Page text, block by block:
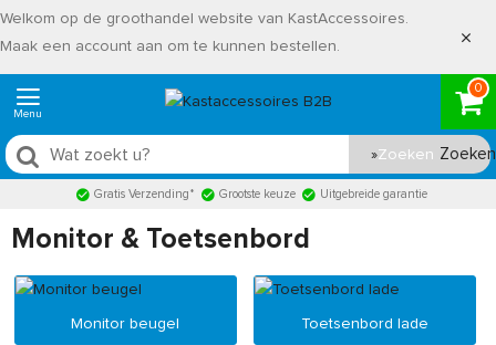
Welkom op de groothandel website van KastAccessoires.
Maak een account aan om te kunnen bestellen.
0
Zoeken
Gratis Verzending* Grootste keuze Uitgebreide garantie
Monitor & Toetsenbord
Monitor beugel Toetsenbord lade